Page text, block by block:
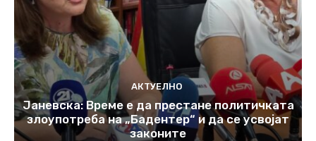
АКТУЕЛНО
Јаневска: Време е да престане политичката
злоупотреба на „Бадентер“ и да се усвојат
законите